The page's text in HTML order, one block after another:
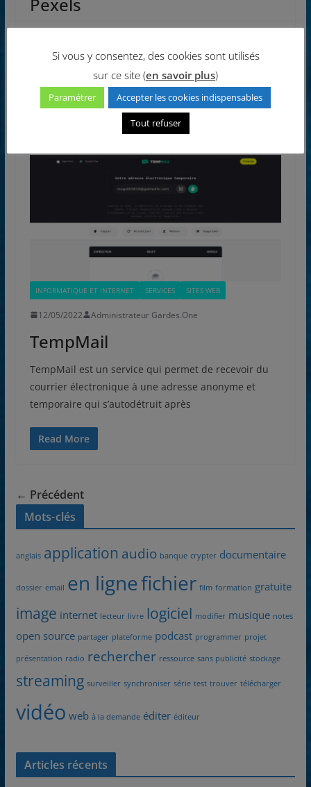
Pexels
gratuites. Vous pouvez modifier les photos, les vidéos
Read More
INFORMATIQUE ET INTERNET SERVICES SITES WEB
12/05/2022 Administrateur Gardes.One
TempMail
TempMail est un service qui permet de recevoir du
courrier électronique à une adresse anonyme et
temporaire qui s’autodétruit après
Read More
← Précédent
Mots-clés
anglais application audio banque crypter documentaire
dossier email en lignefichier film formation gratuite
image internet lecteur livre logiciel modifier musique notes
open source partager plateforme podcast programmer projet
présentation radio rechercher ressource sans publicité stockage
streaming surveiller synchroniser série test trouver télécharger
vidéo web à la demande éditer éditeur
Articles récents
Si vous y consentez, des cookies sont utilisés
sur ce site (en savoir plus)
Paramétrer Accepter les cookies indispensables
Tout refuser